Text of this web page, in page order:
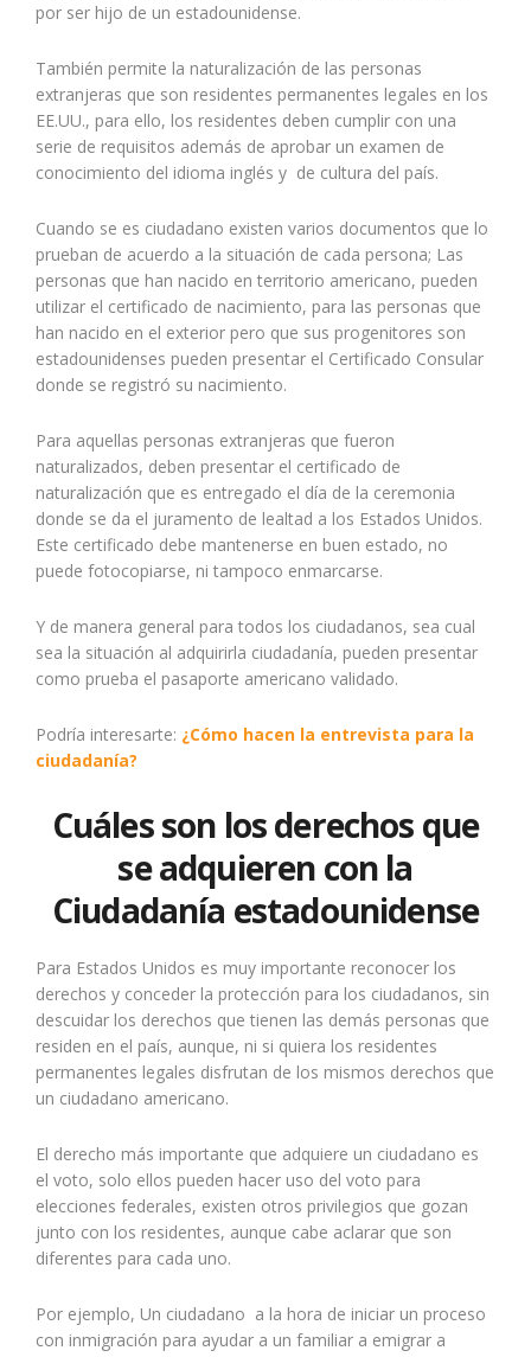
por ser hijo de un estadounidense.
También permite la naturalización de las personas
extranjeras que son residentes permanentes legales en los
EE.UU., para ello, los residentes deben cumplir con una
serie de requisitos además de aprobar un examen de
conocimiento del idioma inglés y de cultura del país.
Cuando se es ciudadano existen varios documentos que lo
prueban de acuerdo a la situación de cada persona; Las
personas que han nacido en territorio americano, pueden
utilizar el certificado de nacimiento, para las personas que
han nacido en el exterior pero que sus progenitores son
estadounidenses pueden presentar el Certificado Consular
donde se registró su nacimiento.
Para aquellas personas extranjeras que fueron
naturalizados, deben presentar el certificado de
naturalización que es entregado el día de la ceremonia
donde se da el juramento de lealtad a los Estados Unidos.
Este certificado debe mantenerse en buen estado, no
puede fotocopiarse, ni tampoco enmarcarse.
Y de manera general para todos los ciudadanos, sea cual
sea la situación al adquirirla ciudadanía, pueden presentar
como prueba el pasaporte americano validado.
Podría interesarte: ¿Cómo hacen la entrevista para la
ciudadanía?
Cuáles son los derechos que
se adquieren con la
Ciudadanía estadounidense
Para Estados Unidos es muy importante reconocer los
derechos y conceder la protección para los ciudadanos, sin
descuidar los derechos que tienen las demás personas que
residen en el país, aunque, ni si quiera los residentes
permanentes legales disfrutan de los mismos derechos que
un ciudadano americano.
El derecho más importante que adquiere un ciudadano es
el voto, solo ellos pueden hacer uso del voto para
elecciones federales, existen otros privilegios que gozan
junto con los residentes, aunque cabe aclarar que son
diferentes para cada uno.
Por ejemplo, Un ciudadano a la hora de iniciar un proceso
con inmigración para ayudar a un familiar a emigrar a